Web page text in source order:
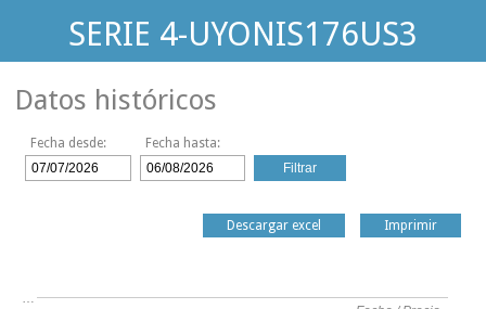
SERIE 4-UYONIS176US3
Datos históricos
Fecha desde: Fecha hasta:
Descargar excel Imprimir